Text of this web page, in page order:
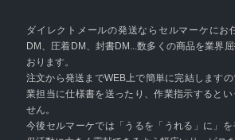
ダイレクトメールの発送ならセルマーケにお
DM、圧着DM、封書DM...数多くの商品を業界
おります。
注文から発送までWEB上で簡単に完結します
業担当に仕様書を送ったり、作業指示するとい
せん。
今後セルマーケでは「うるを「うれる」に」